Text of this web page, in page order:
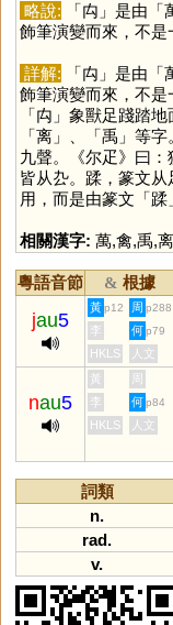
略說: 「禸 」是由「
飾筆演變而來，不是
詳解: 「禸 」是由「
飾筆演變而來，不
「禸 」象獸足踐踏
「离」、「禹 」等
九聲。《尔疋》曰：
皆从厹。蹂，篆文
用，而是由篆文「蹂
相關漢字: 萬,禽,禹,离
粵語音節 & 根據
jau5
黃 p12 周 p288
李 何 p79
HKLS 人文
nau5
黃 周
李 何 p84
HKLS 人文
詞類
n.
rad.
v.